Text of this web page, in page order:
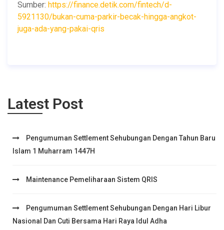
Sumber: https://finance.detik.com/fintech/d-
5921130/bukan-cuma-parkir-becak-hingga-angkot-
juga-ada-yang-pakai-qris
Latest Post
Pengumuman Settlement Sehubungan Dengan Tahun Baru
Islam 1 Muharram 1447H
Maintenance Pemeliharaan Sistem QRIS
Pengumuman Settlement Sehubungan Dengan Hari Libur
Nasional Dan Cuti Bersama Hari Raya Idul Adha